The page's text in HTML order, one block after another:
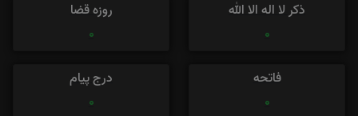
ذکر لا اله الا الله
0
روزه قضا
0
فاتحه
0
درج پیام
0